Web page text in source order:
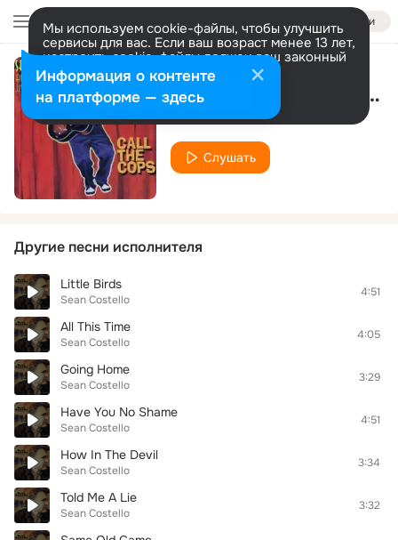
Войти
Мы используем cookie-файлы, чтобы улучшить
сервисы для вас. Если ваш возраст менее 13 лет,
настроить cookie-файлы должен ваш законный
представитель. Больше информации
Разрешить все Настроить I Packed My Thing, I'm Leavin'
Sean Costello
Слушать
Другие песни исполнителя
Little Birds
Sean Costello
4:51
All This Time
Sean Costello
4:05
Going Home
Sean Costello
3:29
Have You No Shame
Sean Costello
4:51
How In The Devil
Sean Costello
3:34
Told Me A Lie
Sean Costello
3:32
Информация о контенте
на платформе — здесь